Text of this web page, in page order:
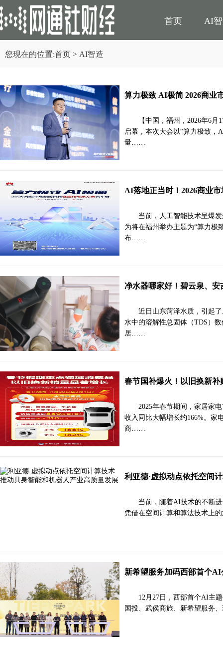
首页 AI
您现在的位置:首页 > AI智造
算力极致 AI极简 2026商业
【中国，福州，2026年6
启幕，本次大会以“算力极致，
量……
AI落地正当时！2026商业
当前，人工智能技术呈爆
为将在福州举办主题为“算力极
布……
净水器哪家好！碧云泉、
近日山东菏泽水质，引起
水中的溶解性总固体（TDS）
居……
春节国补爆火！以旧换新
2025年春节期间，家居家
收入同比大幅增长约166%。家
商……
利亚德·虚拟动点依托空间
当前，随着AI技术的不断
凭借在空间计算和算法技术上
新希望服务加码西部首个
12月27日，西部首个AI主
国投、武侯商旅、新希望服务